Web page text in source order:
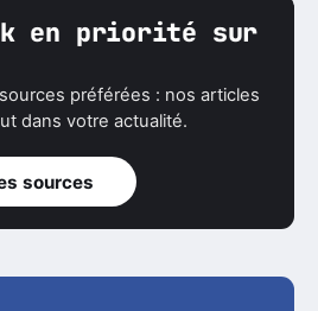
en priorité sur
préférées : nos articles
dans votre actualité.
sources